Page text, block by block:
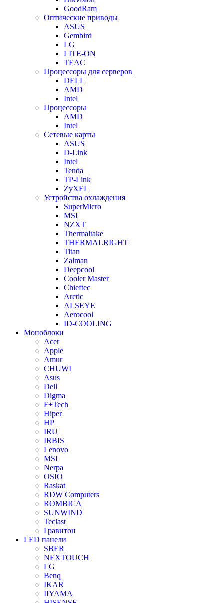
GoodRam
Оптические приводы
ASUS
Gembird
LG
LITE-ON
TEAC
Процессоры для серверов
DELL
AMD
Intel
Процессоры
AMD
Intel
Сетевые карты
ASUS
D-Link
Intel
Tenda
TP-Link
ZyXEL
Устройства охлаждения
SuperMicro
MSI
NZXT
Thermaltake
THERMALRIGHT
Titan
Zalman
Deepcool
Cooler Master
Chieftec
Arctic
ALSEYE
Aerocool
ID-COOLING
Моноблоки
Acer
Apple
Amur
CHUWI
Asus
Dell
Digma
F+Tech
Hiper
HP
IRU
IRBIS
Lenovo
MSI
Nerpa
OSIO
Raskat
RDW Computers
ROMBICA
SUNWIND
Teclast
Гравитон
LED панели
SBER
NEXTOUCH
LG
Benq
IKAR
IIYAMA